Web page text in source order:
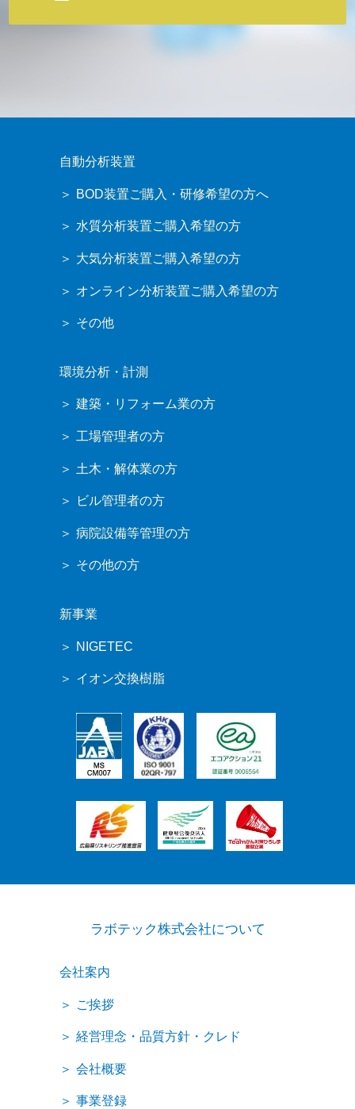
自動分析装置
BOD装置ご購入・研修希望の方へ
水質分析装置ご購入希望の方
大気分析装置ご購入希望の方
オンライン分析装置ご購入希望の方
その他
環境分析・計測
建築・リフォーム業の方
工場管理者の方
土木・解体業の方
ビル管理者の方
病院設備等管理の方
その他の方
新事業
NIGETEC
イオン交換樹脂
ラボテック株式会社について
会社案内
ご挨拶
経営理念・品質方針・クレド
会社概要
事業登録